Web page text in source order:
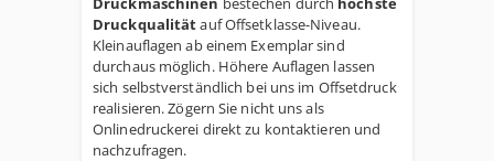
Druckqualitätauf Offsetklasse-Niveau.
Kleinauflagen ab einem Exemplar sind
durchaus möglich. Höhere Auflagen lassen
sich selbstverständlich bei uns im Offsetdruck
realisieren. Zögern Sie nicht uns als
Onlinedruckerei direkt zu kontaktieren und
nachzufragen.